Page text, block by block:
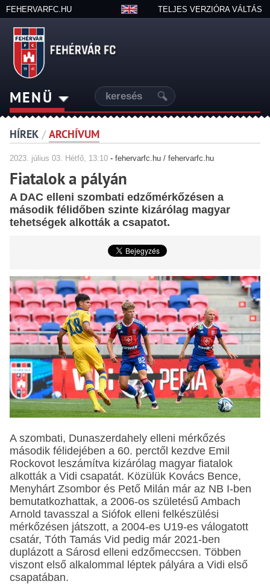
FEHERVARFC.HU TELJES VERZIÓRA VÁLTÁS
MENÜ
HÍREK / ARCHÍVUM
2023. július 03. Hétfő, 13:10- fehervarfc.hu / fehervarfc.hu
Fiatalok a pályán
A DAC elleni szombati edzőmérkőzésen a
második félidőben szinte kizárólag magyar
tehetségek alkották a csapatot.
A szombati, Dunaszerdahely elleni mérkőzés
második félidejében a 60. perctől kezdve Emil
Rockovot leszámítva kizárólag magyar fiatalok
alkották a Vidi csapatát. Közülük Kovács Bence,
Menyhárt Zsombor és Pető Milán már az NB I-ben
bemutatkozhattak, a 2006-os születésű Ambach
Arnold tavasszal a Siófok elleni felkészülési
mérkőzésen játszott, a 2004-es U19-es válogatott
csatár, Tóth Tamás Vid pedig már 2021-ben
duplázott a Sárosd elleni edzőmeccsen. Többen
viszont első alkalommal léptek pályára a Vidi első
csapatában.